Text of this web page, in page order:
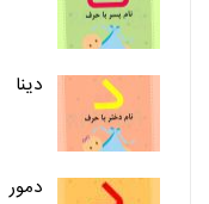
دینا
دمور